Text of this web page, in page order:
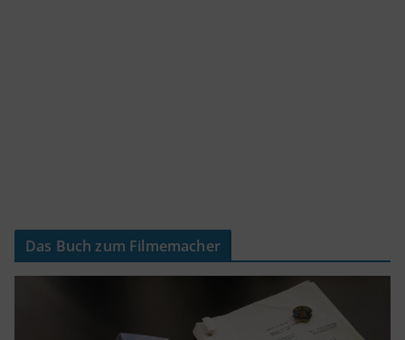
Das Buch zum Filmemacher